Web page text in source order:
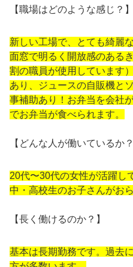
【職場はどのような感じ？】
新しい⼯場で、とても綺麗
⾯窓で明るく開放感のある
割の職員が使⽤しています
あり、ジュースの⾃販機と
事補助あり！お弁当を会社
でお弁当が食べられます。
【どんな⼈が働いているか？
20代〜30代の⼥性が活躍し
中・⾼校⽣のお⼦さんがお
【⻑く働けるのか？】
基本は⻑期勤務です。過去